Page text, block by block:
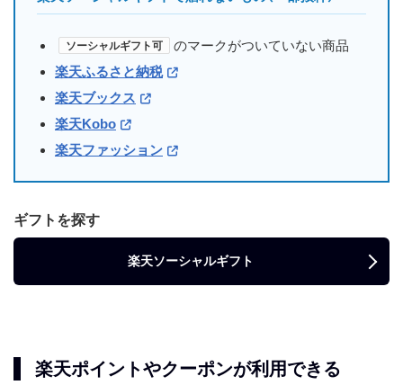
ソーシャルギフト可
のマークがついていない商品
楽天ふるさと納税
楽天ブックス
楽天Kobo
楽天ファッション
ギフトを探す
楽天ソーシャルギフト
楽天ポイントやクーポンが利用できる